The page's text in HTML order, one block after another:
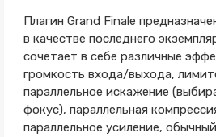
Плагин Grand Finale
в качестве последнего
сочетает в себе различные
громкость входа/выхода,
параллельное искажение
фокус), параллельная
параллельное усиление,